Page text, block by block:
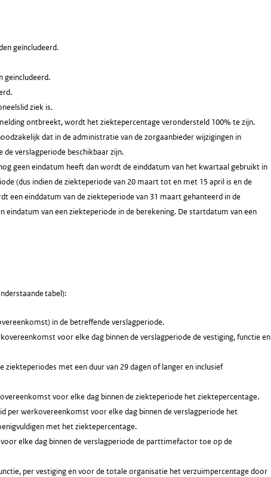
geïncludeerd.
geincludeerd.
ziek is.
ontbreekt, wordt het ziektepercentage verondersteld 100% te zijn.
dat in de administratie van de zorgaanbieder wijzigingen in
verslagperiode beschikbaar zijn.
geen eindatum heeft dan wordt de einddatum van het kwartaal gebruikt in
(dus indien de ziekteperiode van 20 maart tot en met 15 april is en de
een einddatum van de ziekteperiode van 31 maart gehanteerd in de
eindatum van een ziekteperiode in de berekening. De startdatum van een
tabel):
in de betreffende verslagperiode.
voor elke dag binnen de verslagperiode de vestiging, functie en
ziekteperiodes met een duur van 29 dagen of langer en inclusief
voor elke dag binnen de ziekteperiode het ziektepercentage.
per werkovereenkomst voor elke dag binnen de verslagperiode het
met het ziektepercentage.
elke dag binnen de verslagperiode de parttimefactor toe op de
per vestiging en voor de totale organisatie het verzuimpercentage door